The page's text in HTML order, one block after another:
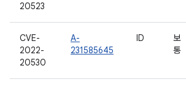
20523
CVE-
2022-
20530
A-
231585645
ID
보
통